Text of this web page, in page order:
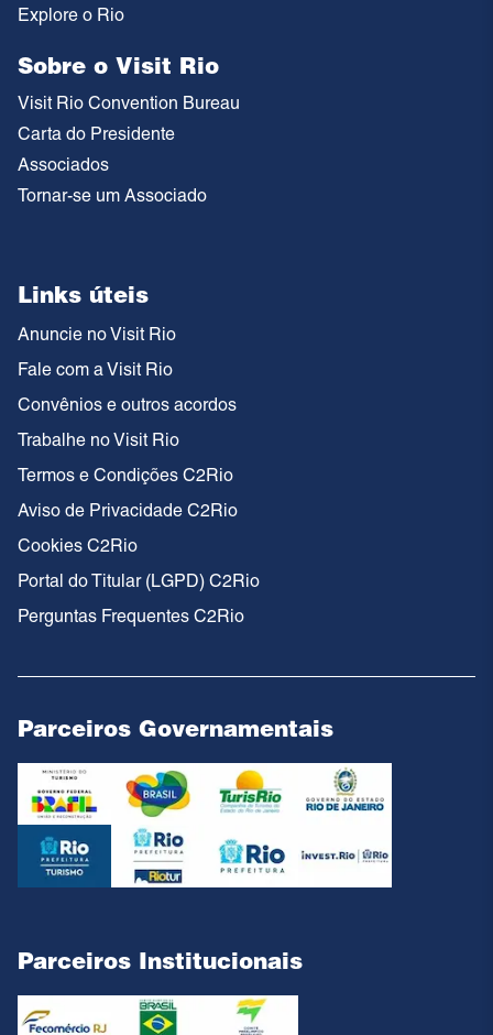
Explore o Rio
Sobre o Visit Rio
Visit Rio Convention Bureau
Carta do Presidente
Associados
Tornar-se um Associado
Links úteis
Anuncie no Visit Rio
Fale com a Visit Rio
Convênios e outros acordos
Trabalhe no Visit Rio
Termos e Condições C2Rio
Aviso de Privacidade C2Rio
Cookies C2Rio
Portal do Titular (LGPD) C2Rio
Perguntas Frequentes C2Rio
Parceiros Governamentais
Parceiros Institucionais